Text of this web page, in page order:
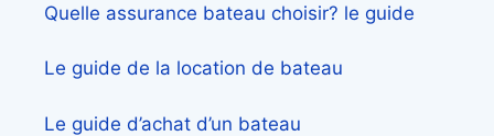
Quelle assurance bateau choisir? le guide
Le guide de la location de bateau
Le guide d’achat d’un bateau